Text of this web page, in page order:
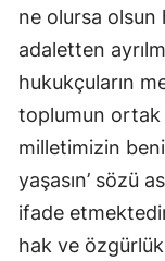
ne olursa olsun
adaletten
hukukçuların
toplumun ortak
milletimizin
yaşasın’ sözü
ifade
hak ve